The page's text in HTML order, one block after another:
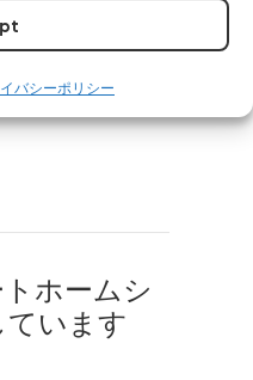
バシーポリシー
ビジネス
ホームシ
ています